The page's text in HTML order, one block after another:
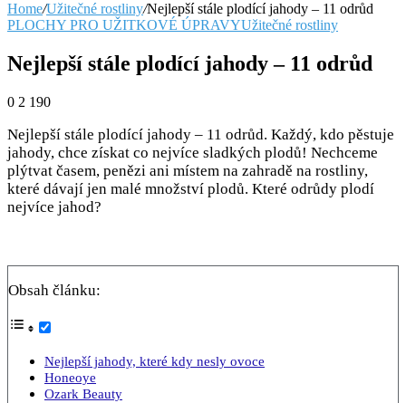
Home/Užitečné rostliny/Nejlepší stále plodící jahody – 11 odrůd
PLOCHY PRO UŽITKOVÉ ÚPRAVYUžitečné rostliny
Nejlepší stále plodící jahody – 11 odrůd
0 2 190
Nejlepší stále plodící jahody – 11 odrůd. Každý, kdo pěstuje
jahody, chce získat co nejvíce sladkých plodů! Nechceme
plýtvat časem, penězi ani místem na zahradě na rostliny,
které dávají jen malé množství plodů. Které odrůdy plodí
nejvíce jahod?
Obsah článku:
Nejlepší jahody, které kdy nesly ovoce
Honeoye
Ozark Beauty